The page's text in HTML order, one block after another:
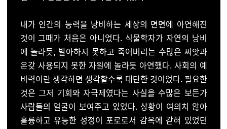
내가 인간의 능력을 낭비하는 세상의 면면에 아연해진
것이 그때가 처음은 아니었다. 식물학자가 자연의 낭비
에놀라듯, 발아하지 못하고 죽어버리는 수많은 씨앗과
온갖 사용되지 못한 자원에 놀라듯 아연했다. 사회의 예
비력이란 생각하면 생각할수록 대단한 것이었다. 필요한
것은 그저 기회와 자극제였다는 사실을 수많은 보든가
사람들의 얼굴이 보여주고 있었다. 상황이 여의치 않아
훌륭하고 유능한 성정이 포로로서 감옥에 갇혀 있었던